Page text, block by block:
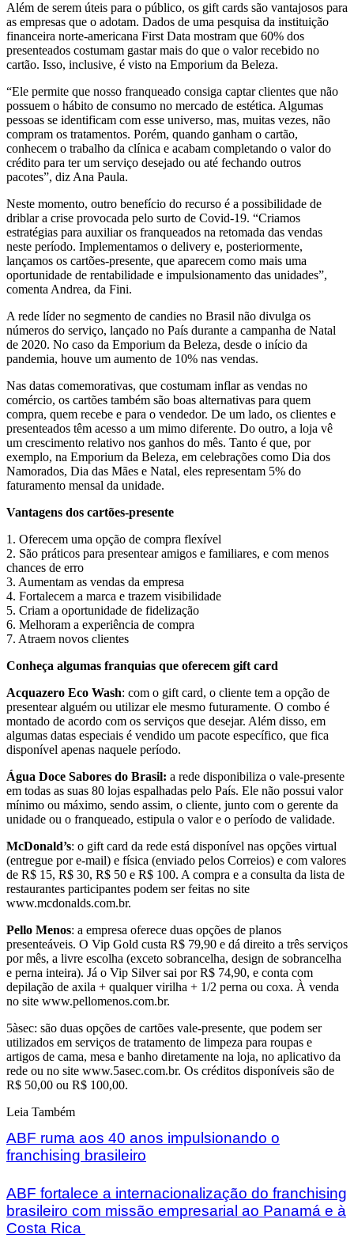
Além de serem úteis para o público, os gift cards são vantajosos para
as empresas que o adotam. Dados de uma pesquisa da instituição
financeira norte-americana First Data mostram que 60% dos
presenteados costumam gastar mais do que o valor recebido no
cartão. Isso, inclusive, é visto na Emporium da Beleza.
“Ele permite que nosso franqueado consiga captar clientes que não
possuem o hábito de consumo no ­mercado de estética. Algumas
pessoas se identificam com esse universo, mas, muitas vezes, não
compram os tratamentos. Porém, quando ganham o cartão,
conhecem o trabalho da clínica e acabam completando o valor do
crédito para ter um serviço desejado ou até fechando outros
pacotes”, diz Ana Paula.
Neste momento, outro benefício do recurso é a possibilidade de
driblar a crise provocada pelo surto de Covid-19. “Criamos
estratégias para auxiliar os franqueados na retomada das vendas
neste período. Implementamos o delivery e, posteriormente,
lançamos os cartões-presente, que aparecem como mais uma
oportunidade de rentabilidade e impulsionamento das unidades”,
comenta Andrea, da Fini.
A rede líder no segmento de candies no Brasil não divulga os
números do serviço, lançado no País durante a campanha de Natal
de 2020. No caso da Emporium da Beleza, desde o início da
pandemia, houve um aumento de 10% nas vendas.
Nas datas comemorativas, que costumam inflar as vendas no
comércio, os cartões também são boas alternativas para quem
compra, quem recebe e para o vendedor. De um lado, os clientes e
presenteados têm acesso a um mimo diferente. Do outro, a loja vê
um crescimento relativo nos ganhos do mês. Tanto é que, por
exemplo, na Emporium da Beleza, em celebrações como Dia dos
Namorados, Dia das Mães e Natal, eles representam 5% do
faturamento mensal da unidade.
Vantagens dos cartões-presente
1. Oferecem uma opção de compra flexível
2. São práticos para presentear amigos e familiares, e com menos
chances de erro
3. Aumentam as vendas da empresa
4. Fortalecem a marca e trazem visibilidade
5. Criam a oportunidade de fidelização
6. Melhoram a experiência de compra
7. Atraem novos clientes
Conheça algumas franquias que oferecem gift card
Acquazero Eco Wash: com o gift card, o cliente tem a opção de
presentear alguém ou utilizar ele mesmo futuramente. O combo é
montado de acordo com os serviços que desejar. Além disso, em
algumas datas especiais é vendido um pacote específico, que fica
disponível apenas naquele período.
Água Doce Sabores do Brasil: a rede disponibiliza o vale-presente
em todas as suas 80 lojas espalhadas pelo País. Ele não possui valor
mínimo ou máximo, sendo assim, o cliente, junto com o gerente da
unidade ou o franqueado, estipula o valor e o período de validade.
McDonald’s: o gift card da rede está disponível nas opções virtual
(entregue por e-mail) e física (enviado pelos Correios) e com valores
de R$ 15, R$ 30, R$ 50 e R$ 100. A compra e a consulta da lista de
restaurantes participantes podem ser feitas no site
www.mcdonalds.com.br.
Pello Menos: a empresa oferece duas opções de planos
presenteáveis. O Vip Gold custa R$ 79,90 e dá direito a três serviços
por mês, a livre escolha (exceto sobrancelha, design de sobrancelha
e perna inteira). Já o Vip Silver sai por R$ 74,90, e conta com
depilação de axila + qualquer virilha + 1/2 perna ou coxa. À venda
no site www.pellomenos.com.br.
5àsec: são duas opções de cartões vale-presente, que podem ser
utilizados em serviços de tratamento de limpeza para roupas e
artigos de cama, mesa e banho diretamente na loja, no aplicativo da
rede ou no site www.5asec.com.br. Os créditos disponíveis são de
R$ 50,00 ou R$ 100,00.
Leia Também
ABF ruma aos 40 anos impulsionando o
franchising brasileiro
ABF fortalece a internacionalização do franchising
brasileiro com missão empresarial ao Panamá e à
Costa Rica